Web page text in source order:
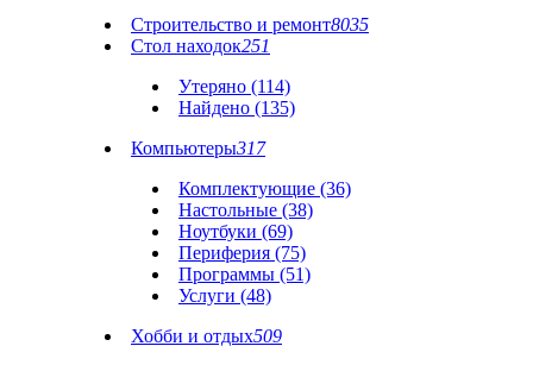
Строительство и ремонт8035
Стол находок251
Утеряно (114)
Найдено (135)
Компьютеры317
Комплектующие (36)
Настольные (38)
Ноутбуки (69)
Периферия (75)
Программы (51)
Услуги (48)
Хобби и отдых509